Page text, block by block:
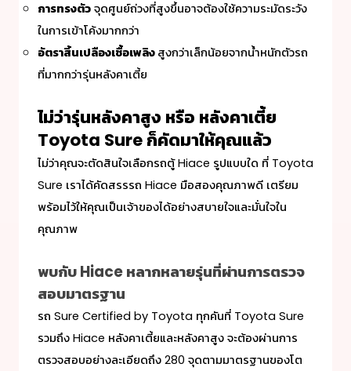
การทรงตัว จุดศูนย์ถ่วงที่สูงขึ้นอาจต้องใช้ความระมัดระวัง
ในการเข้าโค้งมากกว่า
อัตราสิ้นเปลืองเชื้อเพลิง สูงกว่าเล็กน้อยจากน้ำหนักตัวรถ
ที่มากกว่ารุ่นหลังคาเตี้ย
ไม่ว่ารุ่นหลังคาสูง หรือ หลังคาเตี้ย
Toyota Sure ก็คัดมาให้คุณแล้ว
ไม่ว่าคุณจะตัดสินใจเลือกรถตู้ Hiace รูปแบบใด ที่ Toyota
Sure เราได้คัดสรรรถ Hiace มือสองคุณภาพดี เตรียม
พร้อมไว้ให้คุณเป็นเจ้าของได้อย่างสบายใจและมั่นใจใน
คุณภาพ
พบกับ Hiace หลากหลายรุ่นที่ผ่านการตรวจ
สอบมาตรฐาน
รถ Sure Certified by Toyota ทุกคันที่ Toyota Sure
รวมถึง Hiace หลังคาเตี้ยและหลังคาสูง จะต้องผ่านการ
ตรวจสอบอย่างละเอียดถึง 280 จุดตามมาตรฐานของโต